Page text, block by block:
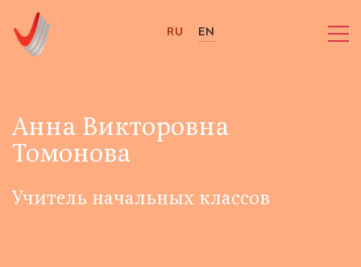
RU EN
Анна Викторовна
Томонова
Учитель начальных классов